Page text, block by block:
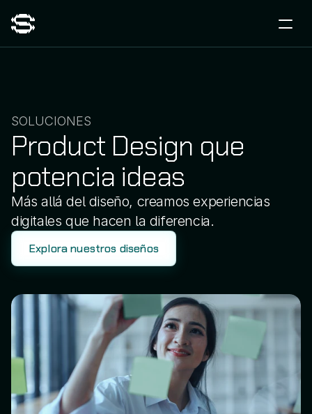
SOLUCIONES
Product Design que
potencia ideas
Más allá del diseño, creamos experiencias
digitales que hacen la diferencia.
Explora nuestros diseños